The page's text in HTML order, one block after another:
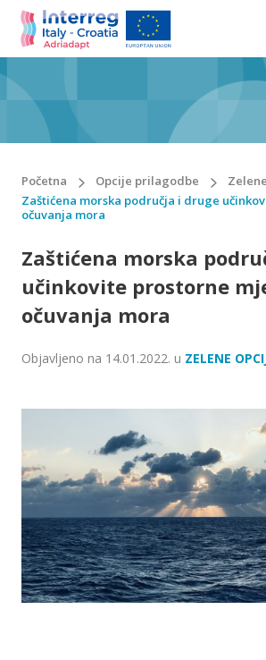
Početna Opcije prilagodbe
Zaštićena morska područja i druge
očuvanja mora
Zaštićena morska
učinkovite prostorne
očuvanja mora
Objavljeno na 14.01.2022. u ZELENE